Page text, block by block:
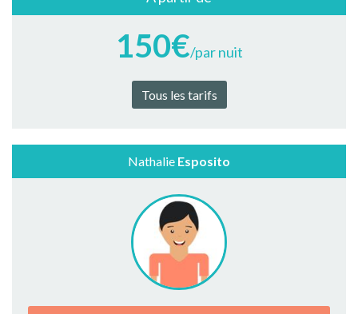
150€/par nuit
Tous les tarifs
Nathalie Esposito